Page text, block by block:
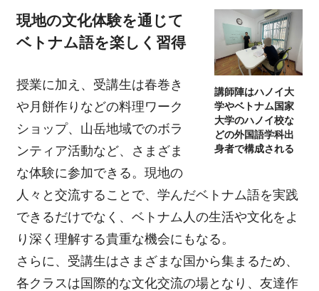
講師陣はハノイ大
学やベトナム国家
大学のハノイ校な
どの外国語学科出
身者で構成される
現地の文化体験を通じて
ベトナム語を楽しく習得
授業に加え、受講生は春巻き
や月餅作りなどの料理ワーク
ショップ、山岳地域でのボラ
ンティア活動など、さまざま
な体験に参加できる。現地の
人々と交流することで、学んだベトナム語を実践
できるだけでなく、ベトナム人の生活や文化をよ
り深く理解する貴重な機会にもなる。
さらに、受講生はさまざまな国から集まるため、
各クラスは国際的な文化交流の場となり、友達作